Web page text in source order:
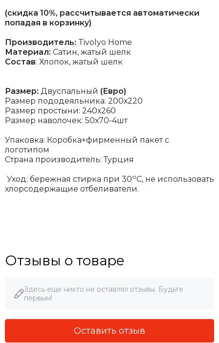
(скидка 10%, рассчитывается автоматически
попадая в корзинку)
Производитель: Tivolyo Home
Материал: Сатин, жатый шелк
Состав: Хлопок, жатый шелк
Размер: Двуспальный (Евро)
Размер пододеяльника: 200х220
Размер простыни: 240х260
Размер наволочек: 50х70-4шт
Упаковка: Коробка+фирменный пакет с
логотипом
Страна производитель: Турция
Уход: бережная стирка при 30оС, не использовать
хлорсодержащие отбеливатели.
Отзывы о товаре
Здесь еще никто не оставлял отзывы. Будьте
первым!
Оставить отзыв